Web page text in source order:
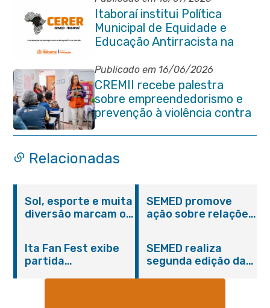
Itaboraí institui Política
Municipal de Equidade e
Educação Antirracista na
Publicado em 16/06/2026
CREMII recebe palestra
sobre empreendedorismo e
prevenção à violência contra
a pessoa idosa
Relacionadas
Sol, esporte e muita
diversão marcam o
Domingo no Parque
Paleontológico
SEMED promove
ação sobre relações
Ita Fan Fest exibe
partida
SEMED realiza
segunda edição da